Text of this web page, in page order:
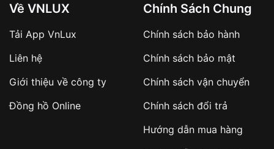
sản phẩm đặc biệt
hàng
Số tiền còn lại thanh toán khi nhận hàng hoặc
Về VNLUX
Tải App VnLux
Liên hệ
Giới thiệu về công ty
Đồng hồ Online
Chính Sách Chung
Chính sách bảo hành
Chính sách bảo mật
Chính sách vận chuyển
Chính sách đổi trả
Hướng dẫn mua hàng